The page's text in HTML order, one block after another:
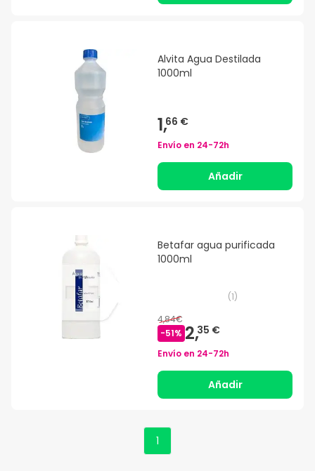
Alvita Agua Destilada
1000ml
1,66 €
Envío en 24-72h
Añadir
Betafar agua purificada
1000ml
(1)
4,84€
-51% 2,35 €
Envío en 24-72h
Añadir
1